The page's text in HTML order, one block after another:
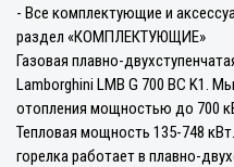
- Все комплектующие и
раздел «КОМПЛЕКТУЮЩИЕ»
Газовая плавно-
Lamborghini LMB G 700 BC K1.
отопления мощностью до 700
Тепловая мощность 135-748
горелка работает в плавно-